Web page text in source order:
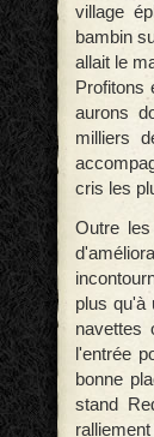
village
bambin
allait le
Profitons
aurons
milliers
cris les
Outre
plus qu'à
navettes
l'entrée
bonne
stand